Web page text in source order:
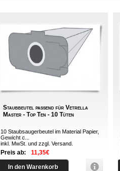
Staubbeutel passend für Vetrella
Master - Top Ten - 10 Tüten
10 Staubsaugerbeutel im Material Papier,
Gewicht c...
inkl. MwSt. und zzgl. Versand
Preis ab: 11,35€
In den Warenkorb